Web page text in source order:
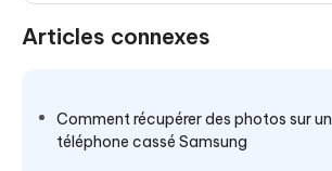
Articles connexes
Comment récupérer des photos sur un
téléphone cassé Samsung